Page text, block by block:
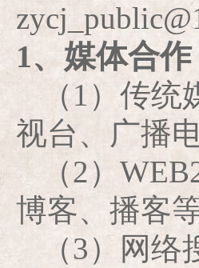
1、媒体合作
（1）传
视台、广播
（2）
博客、播客等
（3）网